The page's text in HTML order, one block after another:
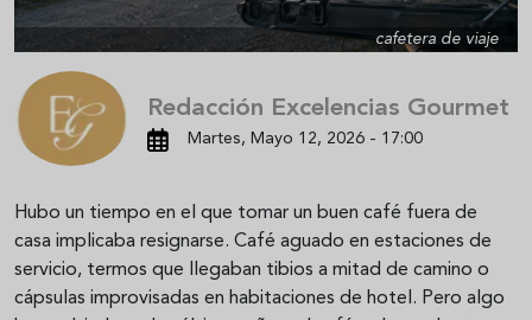
cafetera de viaje
Redacción Excelencias Gourmet
Martes, Mayo 12, 2026 - 17:00
Hubo un tiempo en el que tomar un buen café fuera de
casa implicaba resignarse. Café aguado en estaciones de
servicio, termos que llegaban tibios a mitad de camino o
cápsulas improvisadas en habitaciones de hotel. Pero algo